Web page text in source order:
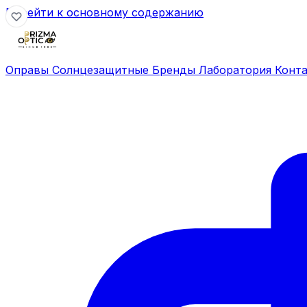
Перейти к основному содержанию
Оправы Солнцезащитные Бренды Лаборатория